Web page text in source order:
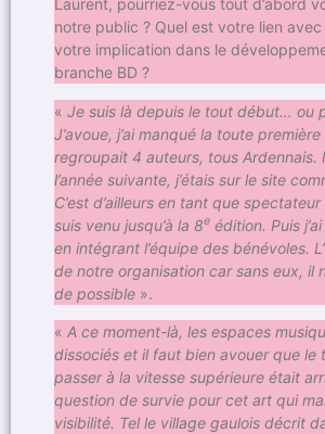
Laurent, pourriez-vous tout d’abord
notre public ? Quel est votre lien
votre implication dans le
branche BD ?
« Je suis là depuis le tout début… ou
J’avoue, j’ai manqué la toute
regroupait 4 auteurs, tous Ardennais.
l’année suivante, j’étais sur le site
C’est d’ailleurs en tant que
suis venu jusqu’à la 8e édition. Puis
en intégrant l’équipe des bénévoles.
de notre organisation car sans eux, il
de possible ».
« A ce moment-là, les espaces
dissociés et il faut bien avouer que le
passer à la vitesse supérieure était
question de survie pour cet art qui
visibilité. Tel le village gaulois décrit